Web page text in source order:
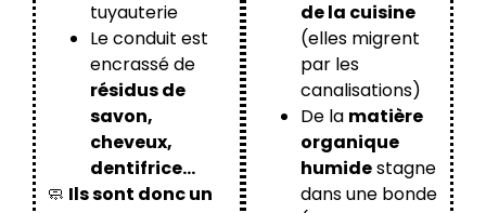
tuyauterie
Le conduit est
encrassé de
résidus de
savon,
cheveux,
dentifrice…
🧼 Ils sont donc un
de la cuisine
(elles migrent
par les
canalisations)
De la matière
organique
humidestagne
dans une bonde